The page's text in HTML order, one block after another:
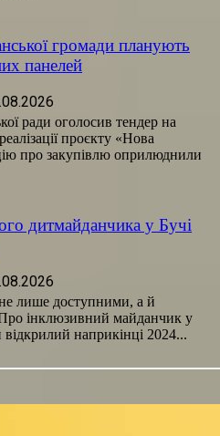
громади планують
панелей
ради оголосив тендер на
проєкту «Нова
про закупівлю оприлюднили
дитмайданчика у Бучі
лише доступними, а й
інклюзивний майданчик у
наприкінці 2024...